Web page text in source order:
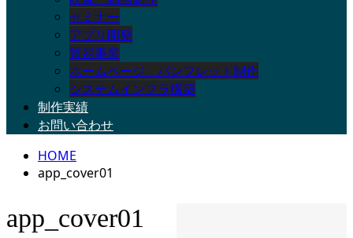
セミナー
アプリ開発
貿易事業
ホームページ、パンフレット制作
システムインフラ構築
制作実績
お問い合わせ
HOME
app_cover01
app_cover01